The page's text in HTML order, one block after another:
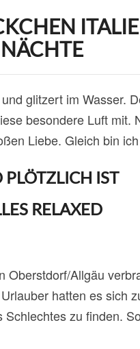
NÄCHTE
glitzert im Wasser.
besondere Luft mit.
Liebe. Gleich bin
PLÖTZLICH IST
RELAXED
Oberstdorf/Allgäu
hatten es sich
zu finden.